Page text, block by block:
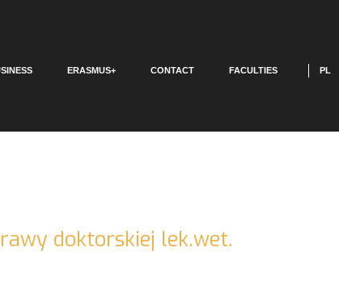
ERASMUS+ CONTACT FACULTIES PL
doktorskiej lek.wet.